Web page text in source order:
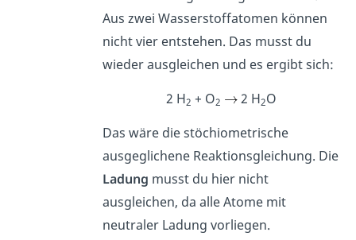
Aus zwei Wasserstoffatomen können
nicht vier entstehen. Das musst du
wieder ausgleichen und es ergibt sich:
2 H2 + O2 2 H2O
Das wäre die stöchiometrische
ausgeglichene Reaktionsgleichung. Die
Ladung musst du hier nicht
ausgleichen, da alle Atome mit
neutraler Ladung vorliegen.